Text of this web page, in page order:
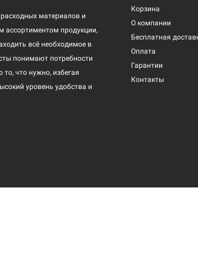
материалов и
продукции,
всё необходимое в
понимают потребности
что нужно, избегая
уровень удобства и
Корзина
О компании
Бесплатная
Оплата
Гарантии
Контакты